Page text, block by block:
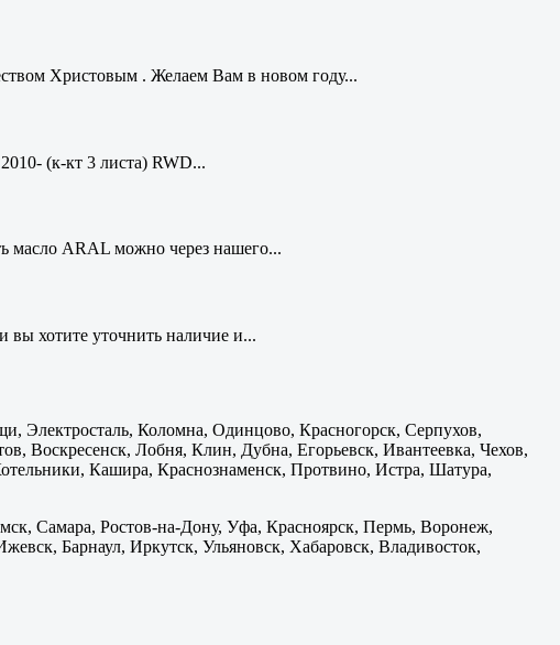
Христовым . Желаем Вам в новом году...
(к-кт 3 листа) RWD...
масло ARAL можно через нашего...
хотите уточнить наличие и...
Электросталь, Коломна, Одинцово, Красногорск, Серпухов,
Воскресенск, Лобня, Клин, Дубна, Егорьевск, Ивантеевка, Чехов,
Кашира, Краснознаменск, Протвино, Истра, Шатура,
Самара, Ростов-на-Дону, Уфа, Красноярск, Пермь, Воронеж,
Барнаул, Иркутск, Ульяновск, Хабаровск, Владивосток,